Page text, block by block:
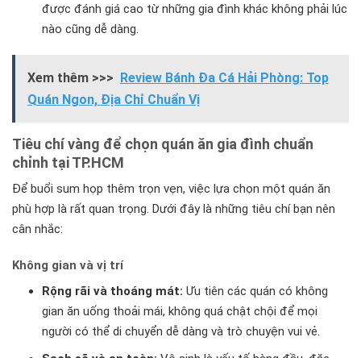
được đánh giá cao từ những gia đình khác không phải lúc
nào cũng dễ dàng.
Xem thêm >>>
Review Bánh Đa Cá Hải Phòng: Top
Quán Ngon, Địa Chỉ Chuẩn Vị
Tiêu chí vàng để chọn quán ăn gia đình chuẩn
chỉnh tại TP.HCM
Để buổi sum họp thêm trọn vẹn, việc lựa chọn một quán ăn
phù hợp là rất quan trọng. Dưới đây là những tiêu chí bạn nên
cân nhắc:
Không gian và vị trí
Rộng rãi và thoáng mát: Ưu tiên các quán có không
gian ăn uống thoải mái, không quá chật chội để mọi
người có thể di chuyển dễ dàng và trò chuyện vui vẻ.